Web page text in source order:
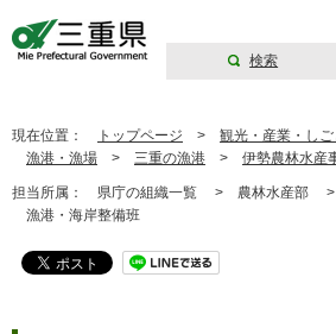
検索
現在位置： トップページ > 観光・産業・しご
漁港・漁場 > 三重の漁港 > 伊勢農林水産
担当所属： 県庁の組織一覧 > 農林水産部 >
漁港・海岸整備班